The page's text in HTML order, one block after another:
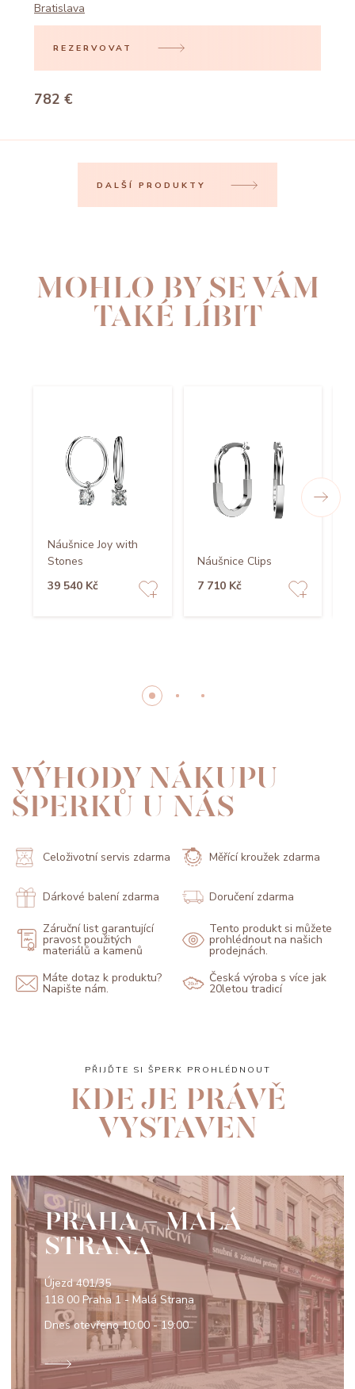
Bratislava
REZERVOVAT
782 €
DALŠÍ PRODUKTY
MOHLO BY SE VÁM
TAKÉ LÍBIT
Náušnice Joy with
Stones
39 540 Kč
Náušnice Clips
7 710 Kč
VÝHODY NÁKUPU
ŠPERKŮ U NÁS
Celoživotní servis zdarma Měřící kroužek zdarma
Dárkové balení zdarma Doručení zdarma
Záruční list garantující
pravost použitých
materiálů a kamenů
Tento produkt si můžete
prohlédnout na našich
prodejnách.
Máte dotaz k produktu?
Napište nám.
Česká výroba s více jak
20letou tradicí
PŘIJĎTE SI ŠPERK PROHLÉDNOUT
KDE JE PRÁVĚ
VYSTAVEN
PRAHA - MALÁ
STRANA
Újezd 401/35
118 00 Praha 1 - Malá Strana
Dnes otevřeno10:00 - 19:00